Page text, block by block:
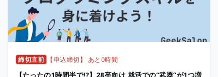
締切直前 【申込締切】 あと0時間
【たったの1時間半で!?】28卒向け 就活での“武器”が1つ増